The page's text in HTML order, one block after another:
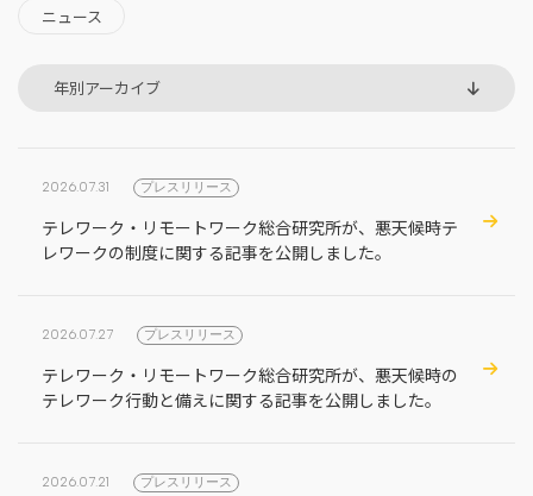
プレスリリース
開示情報
免責事項
LASSIC Media
社員の声
らしくコラム
テレリモ総研
ニュース
2026.07.31 プレスリリース
テレワーク・リモートワーク総合研究所が、悪天候時テ
レワークの制度に関する記事を公開しました。
2026.07.27 プレスリリース
テレワーク・リモートワーク総合研究所が、悪天候時の
テレワーク行動と備えに関する記事を公開しました。
2026.07.21 プレスリリース